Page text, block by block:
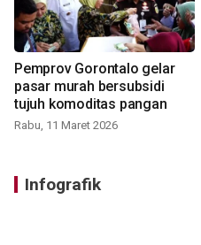
Pemprov Gorontalo gelar
pasar murah bersubsidi
tujuh komoditas pangan
Rabu, 11 Maret 2026
Infografik